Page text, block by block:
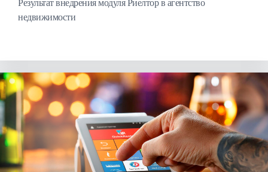
Результат внедрения модуля Риелтор в агентство
недвижимости